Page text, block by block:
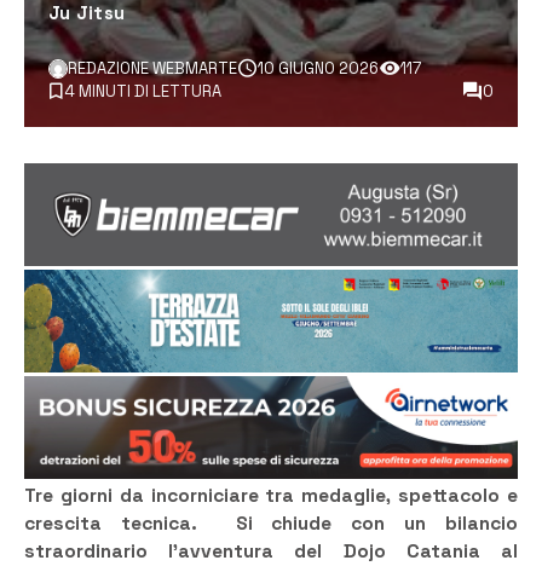
Ju Jitsu
REDAZIONE WEBMARTE 10 GIUGNO 2026
117
4 MINUTI DI LETTURA
0
Tre giorni da incorniciare tra medaglie, spettacolo e
crescita tecnica. Si chiude con un bilancio
straordinario l’avventura del Dojo Catania al